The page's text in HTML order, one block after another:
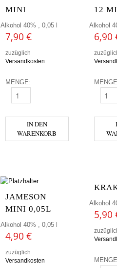
MINI
Alkohol 40% , 0,05 l
7,90 €
zuzüglich
Versandkosten
MENGE:
DIPLOMATICO MINI MENGE
IN DEN
WARENKORB
12
Alkohol
6,90
JAMESON
MINI 0,05L
Alkohol 40% , 0,05 l
4,90 €
zuzüglich
Versandkosten
Alkohol
5,90